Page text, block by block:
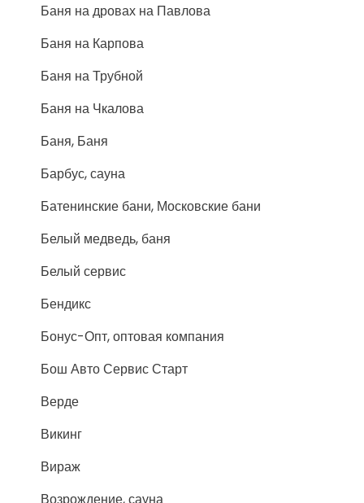
Баня на дровах на Павлова
Баня на Карпова
Баня на Трубной
Баня на Чкалова
Баня, Баня
Барбус, сауна
Батенинские бани, Московские бани
Белый медведь, баня
Белый сервис
Бендикс
Бонус-Опт, оптовая компания
Бош Авто Сервис Старт
Верде
Викинг
Вираж